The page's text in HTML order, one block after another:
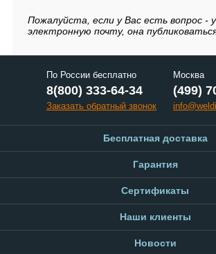
Пожалуйста, если у Вас есть вопрос -
электронную почту, она
По России бесплатно
8(800) 333-64-34
Заказать обратный звонок
Москва
(499)
Бесплатная доставка
Гарантия
Сертификаты
Наши клиенты
Новости